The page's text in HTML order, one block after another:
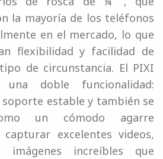
la mayoría de los teléfonos
en el mercado, lo que
flexibilidad y facilidad de
de circunstancia. El PIXI
doble funcionalidad:
estable y también se
un cómodo agarre
excelentes videos,
increíbles que